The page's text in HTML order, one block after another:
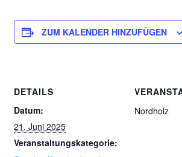
ZUM KALENDER HINZUFÜGEN
DETAILS
Datum:
21. Juni 2025
Veranstaltungskategorie:
Nordholz